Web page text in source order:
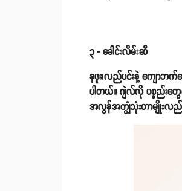
၃ - ခေါင်းလိမ်းဆီ
နဖူး၊လည်ပင်းနဲ့ ကျော
ပါတယ်။ ဂျဲလ်လို ပစ္စည်းတွ
အလွန်အကျွံသုံးတာမျိုးလည်